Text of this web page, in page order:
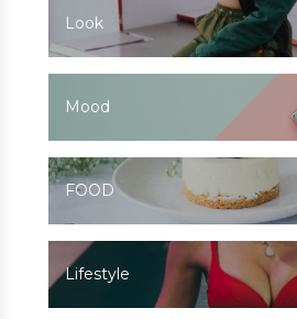
Look
Mood
FOOD
Lifestyle